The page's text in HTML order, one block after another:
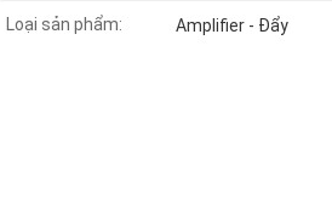
Loại sản phẩm: Amplifier - Đẩy